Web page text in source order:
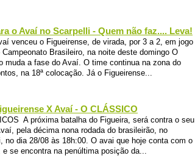
o Avaí no Scarpelli - Quem não faz.... Leva!
venceu o Figueirense, de virada, por 3 a 2, em jogo
Campeonato Brasileiro, na noite deste domingo O
muda a fase do Avaí. O time continua na zona do
na 18ª colocação. Já o Figueirense...
X Avaí - O CLÁSSICO
A próxima batalha do Figueira, será contra o seu
pela décima nona rodada do brasileirão, no
no dia 28/08 às 18h:00. O avai que hoje conta com o
se encontra na penúltima posição da...